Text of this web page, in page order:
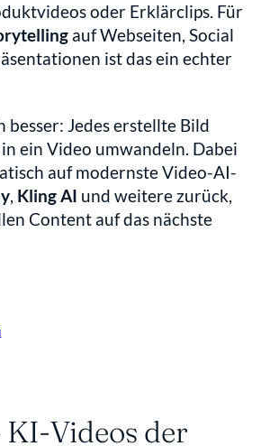
oder Erklärclips. Für
auf Webseiten, Social
ist das ein echter
besser: Jedes erstellte Bild
ein Video umwandeln. Dabei
auf modernste Video-AI-
, Kling AI und weitere zurück,
Content auf das nächste
Videos der